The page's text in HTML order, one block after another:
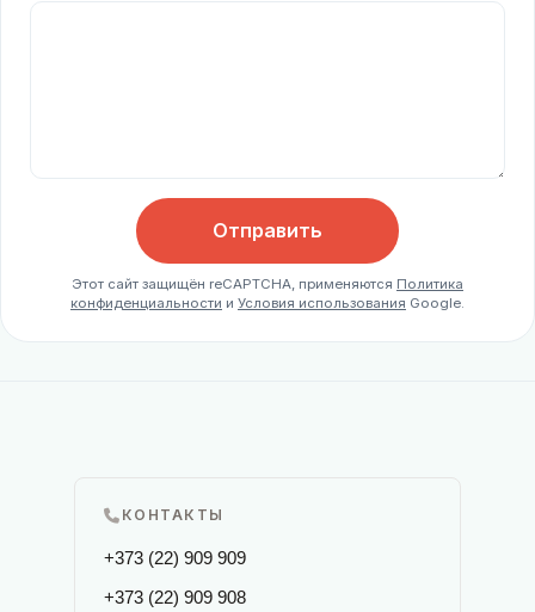
Отправить
Этот сайт защищён reCAPTCHA, применяются Политика
конфиденциальности и Условия использования Google.
КОНТАКТЫ
+373 (22) 909 909
+373 (22) 909 908